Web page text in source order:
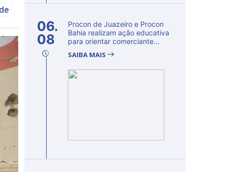
06.
08
Procon de Juazeiro e Procon
Bahia realizam ação educativa
para orientar comerciante...
SAIBA MAIS